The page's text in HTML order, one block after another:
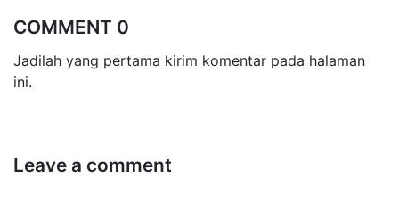
COMMENT 0
Jadilah yang pertama kirim komentar pada halaman
ini.
Leave a comment